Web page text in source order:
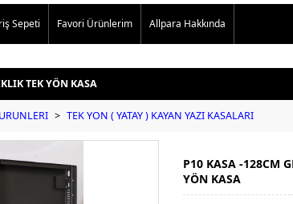
Sepeti Favori Ürünlerim Allpara Hakkında
TEK YÖN KASA
> TEK YON ( YATAY ) KAYAN YAZI KASALARI
P10 KASA -128CM
YÖN KASA